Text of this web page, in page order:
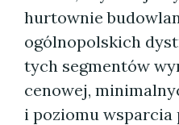
hurtownie
ogólnopolskich
tych segmentów
cenowej,
i poziomu wsparcia